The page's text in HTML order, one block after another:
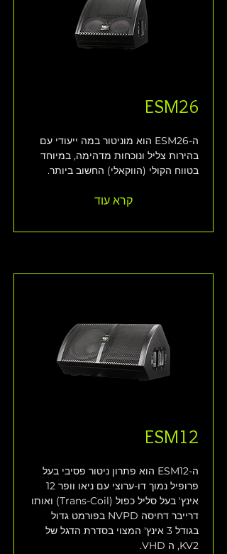
ESM26
ה-ESM26 הוא מוניטור במה ייעודי עם
בהירות צליל ונוכחות מדהימה, במיוחד
בטווח הקולי (הווקאלי) החשוב ביותר.
קרא עוד
ESM12
ה-ESM12 הוא פתרון ניטור פסיבי בעל
אינץ' בעל סליל כפול (Trans-Coil) ואותו
דרייבר דחיסה NVPD בפורמט גדול
בגודל 3 אינץ' המצוי בסדרת הדגל של
KV2, ה VHD.